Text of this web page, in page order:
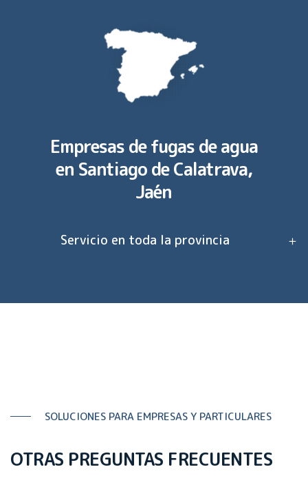
Empresas de fugas de agua
en Santiago de Calatrava,
Jaén
Servicio en toda la provincia
SOLUCIONES PARA EMPRESAS Y PARTICULARES
OTRAS PREGUNTAS FRECUENTES